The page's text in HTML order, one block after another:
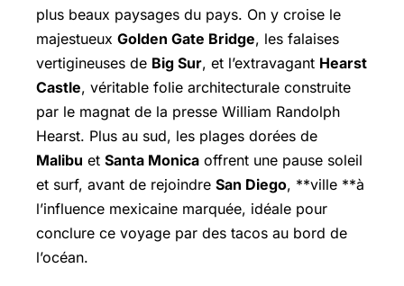
plus beaux paysages du pays. On y croise le
majestueux Golden Gate Bridge, les falaises
vertigineuses de Big Sur, et l’extravagant Hearst
Castle, véritable folie architecturale construite
par le magnat de la presse William Randolph
Hearst. Plus au sud, les plages dorées de
Malibu et Santa Monica offrent une pause soleil
et surf, avant de rejoindre San Diego, **ville **à
l’influence mexicaine marquée, idéale pour
conclure ce voyage par des tacos au bord de
l’océan.